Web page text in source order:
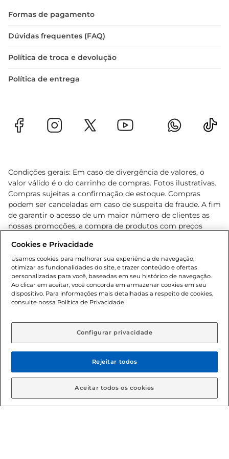
Os Banana Chips Terraria são uma escolha
Experimente essa delícia e descubra como um
tempo.
Formas de pagamento
Dúvidas frequentes (FAQ)
Política de troca e devolução
Política de entrega
Condições gerais: Em caso de divergência de valores, o
valor válido é o do carrinho de compras. Fotos ilustrativas.
Compras sujeitas a confirmação de estoque. Compras
podem ser canceladas em caso de suspeita de fraude. A fim
de garantir o acesso de um maior número de clientes as
nossas promoções, a compra de produtos com preços
cliente. Os preços, ofertas e condições são exclusivos para
o e-commerce e válidos durante o dia de hoje, podendo
sofrer alterações sem prévia notificação. Proibida a venda
de bebidas alcoólicas para menores de 18 anos, conforme
Lei n.º 8069/90, art. 81, inciso II (Estatuto da Criança e do
Adolescente). Preços e condições exclusivos para o
aviso prévio. O valor mínimo para as compras on-line é de
© 2026 Copyright. Todos os direitos
reservados Gbarbosa.
Cookies e Privacidade
Usamos cookies para melhorar sua experiência de navegação,
otimizar as funcionalidades do site, e trazer conteúdo e ofertas
personalizadas para você, baseadas em seu histórico de navegação.
Ao clicar em aceitar, você concorda em armazenar cookies em seu
dispositivo. Para informações mais detalhadas a respeito de cookies,
consulte nossa Política de Privacidade.
Configurar privacidade
Rejeitar todos
Aceitar todos os cookies